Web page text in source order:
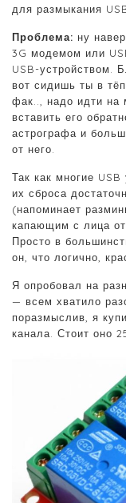
для размыкания
Проблема: ну
3G модемом или
USB-устройством.
вот сидишь ты в
фак.., надо идти на
вставить его
астрографа и
от него.
Так как многие
их сброса
(напоминает
капающим с лица
Просто в
он, что логично,
Я опробовал на
— всем хватило
поразмыслив, я
канала. Стоит оно